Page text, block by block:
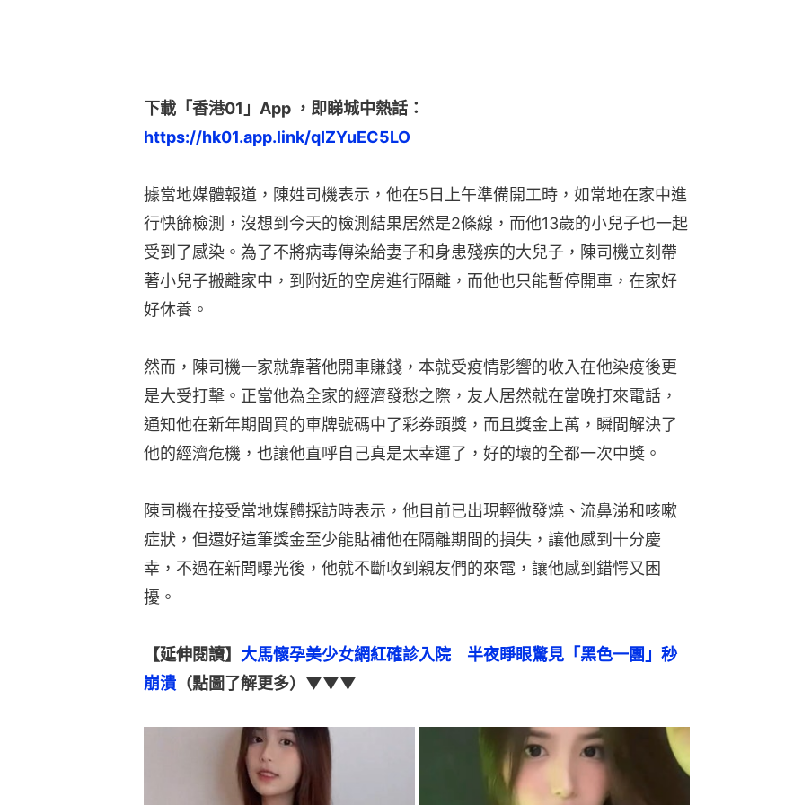
下載「香港01」App ，即睇城中熱話：
https://hk01.app.link/qIZYuEC5LO
據當地媒體報道，陳姓司機表示，他在5日上午準備開工時，如常地在家中進
行快篩檢測，沒想到今天的檢測結果居然是2條線，而他13歲的小兒子也一起
受到了感染。為了不將病毒傳染給妻子和身患殘疾的大兒子，陳司機立刻帶
著小兒子搬離家中，到附近的空房進行隔離，而他也只能暫停開車，在家好
好休養。
然而，陳司機一家就靠著他開車賺錢，本就受疫情影響的收入在他染疫後更
是大受打擊。正當他為全家的經濟發愁之際，友人居然就在當晚打來電話，
通知他在新年期間買的車牌號碼中了彩券頭獎，而且獎金上萬，瞬間解決了
他的經濟危機，也讓他直呼自己真是太幸運了，好的壞的全都一次中獎。
陳司機在接受當地媒體採訪時表示，他目前已出現輕微發燒、流鼻涕和咳嗽
症狀，但還好這筆獎金至少能貼補他在隔離期間的損失，讓他感到十分慶
幸，不過在新聞曝光後，他就不斷收到親友們的來電，讓他感到錯愕又困
擾。
【延伸閱讀】 大馬懷孕美少女網紅確診入院　半夜睜眼驚見「黑色一團」秒
崩潰 （點圖了解更多）▼▼▼